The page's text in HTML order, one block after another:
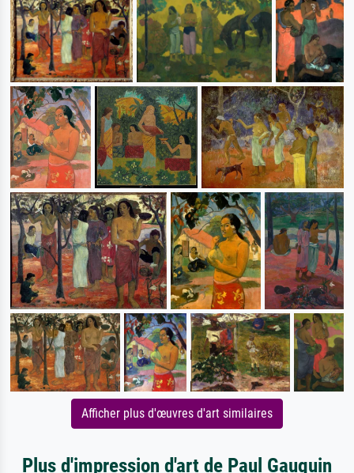
Afficher plus d'œuvres d'art similaires
Plus d'impression d'art de Paul Gauguin